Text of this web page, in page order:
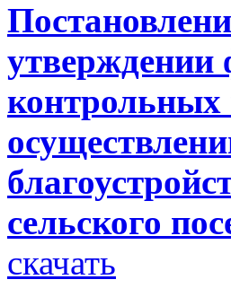
утверждении
контрольных
сельского
скачать